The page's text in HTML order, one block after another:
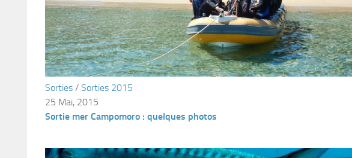
Sorties / Sorties 2015
25 Mai, 2015
Sortie mer Campomoro : quelques photos